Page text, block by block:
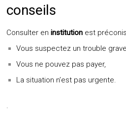
conseils
Consulter eninstitution est
Vous suspectez un trouble
Vous ne pouvez pas payer,
La situation n’est pas urgente.
.